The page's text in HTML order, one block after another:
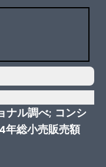
ナル調べ; コンシ
年総小売販売額